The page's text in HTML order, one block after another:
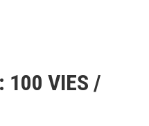
100 VIES /